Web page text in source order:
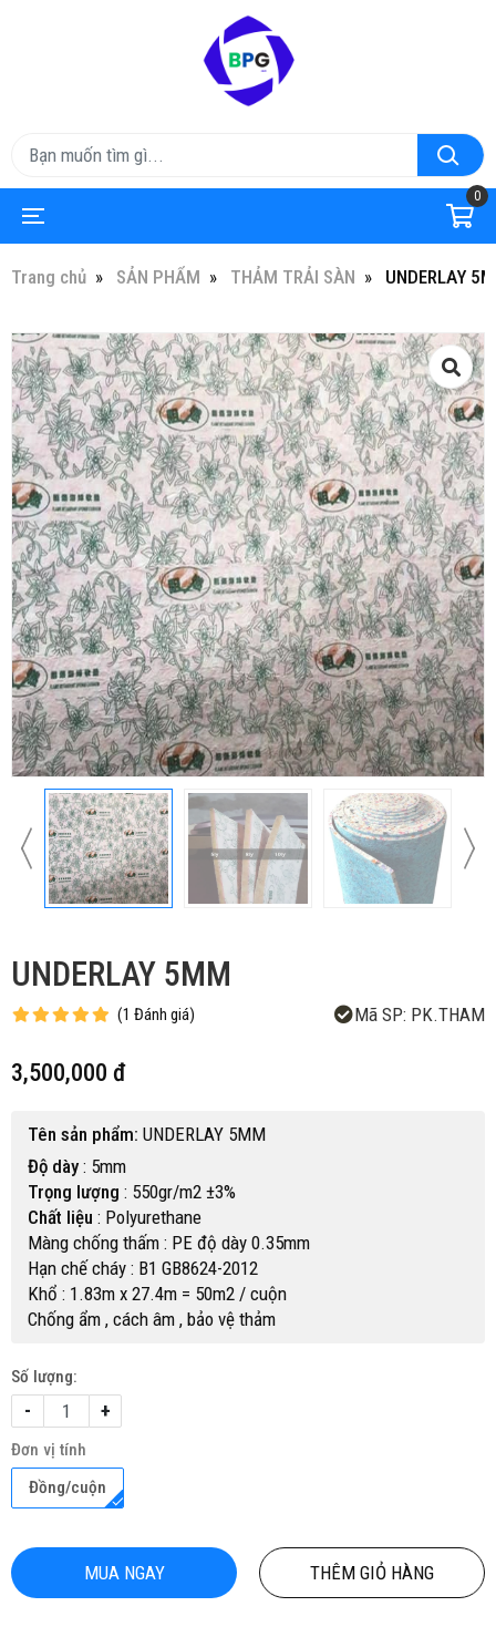
0
Trang chủ SẢN PHẨM THẢM TRẢI SÀN UNDERLAY
UNDERLAY 5MM
(1 Đánh giá) Mã SP: PK.THAM
3,500,000 đ
Tên sản phẩm: UNDERLAY 5MM
Độ dày : 5mm
Trọng lượng : 550gr/m2 ±3%
Chất liệu : Polyurethane
Màng chống thấm : PE độ dày 0.35mm
Hạn chế cháy : B1 GB8624-2012
Khổ : 1.83m x 27.4m = 50m2 / cuộn
Chống ẩm , cách âm , bảo vệ thảm
Số lượng:
- +
Đơn vị tính
Đồng/cuộn
MUA NGAY THÊM GIỎ HÀNG